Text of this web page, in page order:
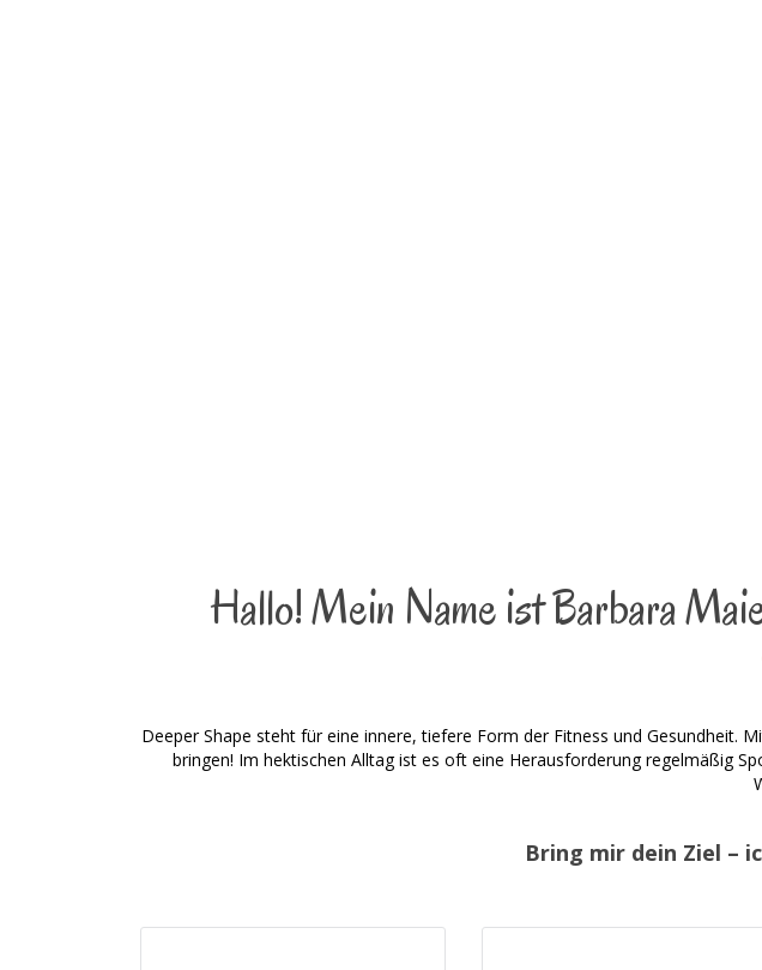
Hallo! Mein Name ist Barbara
Deeper Shape steht für eine innere, tiefere Form der Fitness und Gesundheit.
bringen! Im hektischen Alltag ist es oft eine Herausforderung regelmäßig
Bring mir dein Ziel –